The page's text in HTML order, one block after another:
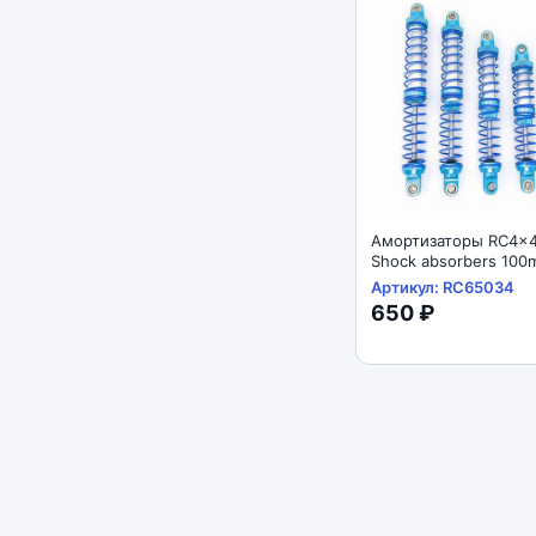
Амортизаторы
Shock absorbers 100mm
SCX10 D90 1/10
Артикул: RC65034
650 ₽